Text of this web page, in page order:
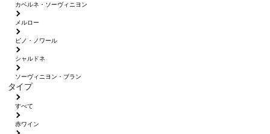
カベルネ・ソーヴィニヨン
メルロー
ピノ・ノワール
シャルドネ
ソーヴィニヨン・ブラン
タイプ
すべて
赤ワイン